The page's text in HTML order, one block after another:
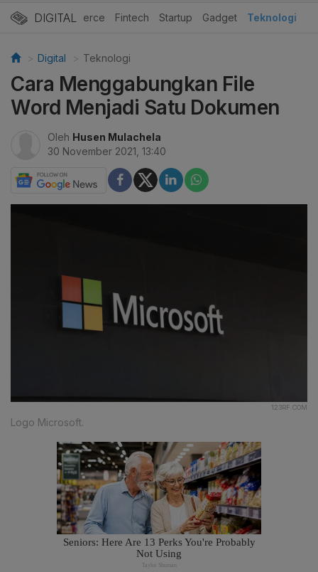
DIGITAL
E-Commerce Fintech Startup Gadget Teknologi
Digital Teknologi
Cara Menggabungkan File
Word Menjadi Satu Dokumen
Oleh Husen Mulachela
30 November 2021, 13:40
123RF.COM
Logo Microsoft.